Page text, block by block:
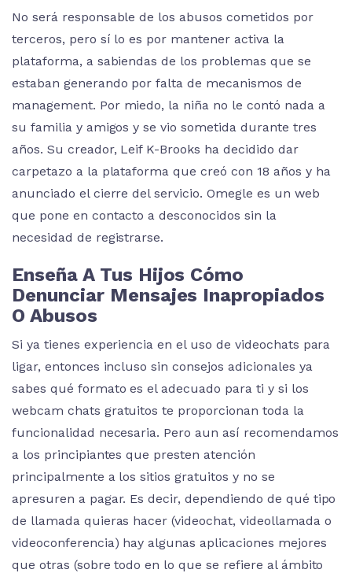
No será responsable de los abusos cometidos por
terceros, pero sí lo es por mantener activa la
plataforma, a sabiendas de los problemas que se
estaban generando por falta de mecanismos de
management. Por miedo, la niña no le contó nada a
su familia y amigos y se vio sometida durante tres
años. Su creador, Leif K-Brooks ha decidido dar
carpetazo a la plataforma que creó con 18 años y ha
anunciado el cierre del servicio. Omegle es un web
que pone en contacto a desconocidos sin la
necesidad de registrarse.
Enseña A Tus Hijos Cómo
Denunciar Mensajes Inapropiados
O Abusos
Si ya tienes experiencia en el uso de videochats para
ligar, entonces incluso sin consejos adicionales ya
sabes qué formato es el adecuado para ti y si los
webcam chats gratuitos te proporcionan toda la
funcionalidad necesaria. Pero aun así recomendamos
a los principiantes que presten atención
principalmente a los sitios gratuitos y no se
apresuren a pagar. Es decir, dependiendo de qué tipo
de llamada quieras hacer (videochat, videollamada o
videoconferencia) hay algunas aplicaciones mejores
que otras (sobre todo en lo que se refiere al ámbito